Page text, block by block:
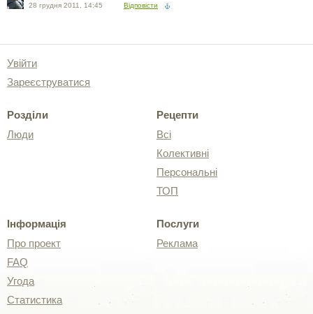
28 грудня 2011, 14:45 Відповісти
Увійти
Зареєструватися
Розділи
Люди
Рецепти
Всі
Колективні
Персональні
ТОП
Інформація
Про проект
FAQ
Угода
Статистика
Послуги
Реклама